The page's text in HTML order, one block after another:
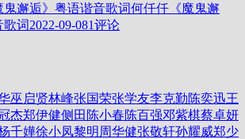
何仟仟《魔鬼邂
歌词2022-09-081评论
巫启贤林峰张国荣张学友李克勤陈奕迅王
杰郑伊健侧田 陈小春陈百强邓紫棋蔡卓妍
千嬅徐小凤黎明 周华健张敬轩孙耀威郑少